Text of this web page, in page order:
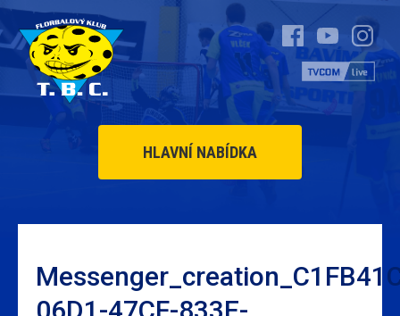
HLAVNÍ NABÍDKA